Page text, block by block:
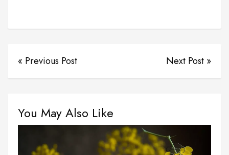
« Previous Post Next Post »
You May Also Like